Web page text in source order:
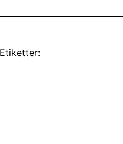
Etiketter: